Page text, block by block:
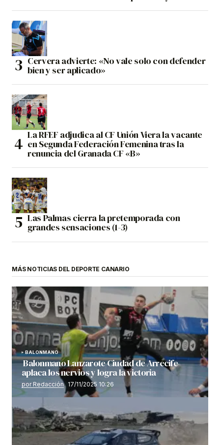
Cervera advierte: «No vale solo con defender
bien y ser aplicado»
La RFEF adjudica al CF Unión Viera la vacante
en Segunda Federación Femenina tras la
renuncia del Granada CF «B»
Las Palmas cierra la pretemporada con
grandes sensaciones (1-3)
MÁS NOTICIAS DEL DEPORTE CANARIO
BALONMANO
Balonmano Lanzarote Ciudad de Arrecife
aplaca los nervios y logra la victoria
por Redacción 17/11/2025 10:26